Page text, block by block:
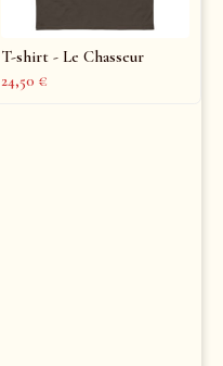
T-shirt - Le Chasseur
24,50 €